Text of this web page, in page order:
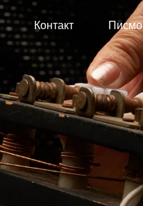
Контакт Писмо